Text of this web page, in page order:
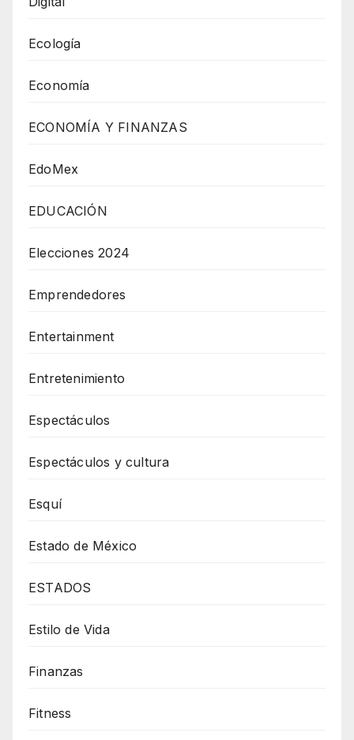
Ecología
Economía
ECONOMÍA Y FINANZAS
EdoMex
EDUCACIÓN
Elecciones 2024
Emprendedores
Entertainment
Entretenimiento
Espectáculos
Espectáculos y cultura
Esquí
Estado de México
ESTADOS
Estilo de Vida
Finanzas
Fitness